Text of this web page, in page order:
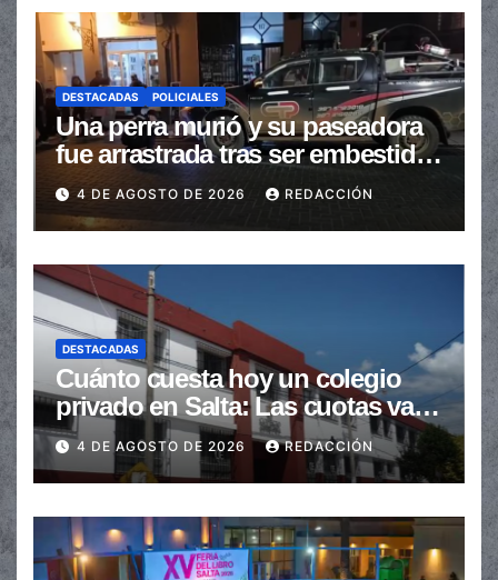
DESTACADAS POLICIALES
Una perra murió y su paseadora
fue arrastrada tras ser embestidas
en la senda peatonal
4 DE AGOSTO DE 2026 REDACCIÓN
DESTACADAS
Cuánto cuesta hoy un colegio
privado en Salta: Las cuotas van
de $110.000 a más de $600.000
4 DE AGOSTO DE 2026 REDACCIÓN